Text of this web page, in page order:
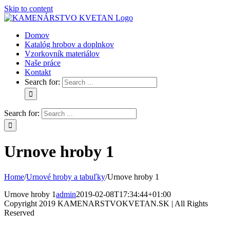
Skip to content
Domov
Katalóg hrobov a doplnkov
Vzorkovník materiálov
Naše práce
Kontakt
Search for:
Search for:
Urnove hroby 1
Home/Urnové hroby a tabuľky/Urnove hroby 1
Urnove hroby 1admin2019-02-08T17:34:44+01:00
Copyright 2019 KAMENARSTVOKVETAN.SK | All Rights
Reserved